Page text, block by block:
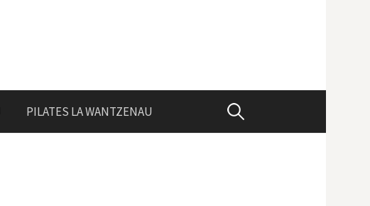
PILATES LA WANTZENAU Rechercher :